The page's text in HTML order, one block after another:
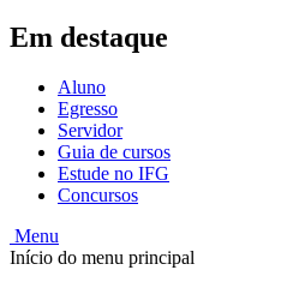
Em destaque
Aluno
Egresso
Servidor
Guia de cursos
Estude no IFG
Concursos
Menu
Início do menu principal